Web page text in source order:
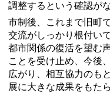
調整するという確認が
市制後、これまで旧町
交流がしっかり根付い
都市関係の復活を望む
ことを受け止め、今後
広がり、相互協力のも
展に大きな成果をもた